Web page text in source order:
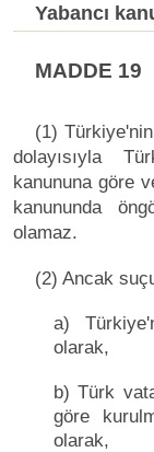
Yabancı
MADDE 19
(1)
dolayısıyla
kanununa göre
kanununda
olamaz.
(2) Ancak
a)
olarak,
b) Türk
göre
olarak,